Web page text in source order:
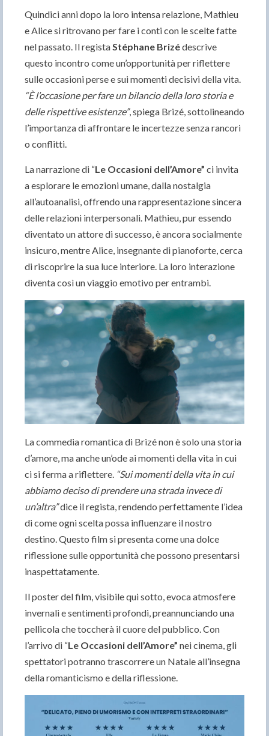
Quindici anni dopo la loro intensa relazione, Mathieu
e Alice si ritrovano per fare i conti con le scelte fatte
nel passato. Il registaStéphane Brizédescrive
questo incontro come un’opportunità per riflettere
sulle occasioni perse e sui momenti decisivi della vita.
“È l’occasione per fare un bilancio della loro storia e
delle rispettive esistenze”, spiega Brizé, sottolineando
l’importanza di affrontare le incertezze senza rancori
o conflitti.
La narrazione di “Le Occasioni dell’Amore” ci invita
a esplorare le emozioni umane, dalla nostalgia
all’autoanalisi, offrendo una rappresentazione sincera
delle relazioni interpersonali. Mathieu, pur essendo
diventato un attore di successo, è ancora socialmente
insicuro, mentre Alice, insegnante di pianoforte, cerca
di riscoprire la sua luce interiore. La loro interazione
diventa così un viaggio emotivo per entrambi.
La commedia romantica di Brizé non è solo una storia
d’amore, ma anche un’ode ai momenti della vita in cui
ci si ferma a riflettere. “Sui momenti della vita in cui
abbiamo deciso di prendere una strada invece di
un’altra”dice il regista, rendendo perfettamente l’idea
di come ogni scelta possa influenzare il nostro
destino. Questo film si presenta come una dolce
riflessione sulle opportunità che possono presentarsi
inaspettatamente.
Il poster del film, visibile qui sotto, evoca atmosfere
invernali e sentimenti profondi, preannunciando una
pellicola che toccherà il cuore del pubblico. Con
l’arrivo di “Le Occasioni dell’Amore” nei cinema, gli
spettatori potranno trascorrere un Natale all’insegna
della romanticismo e della riflessione.